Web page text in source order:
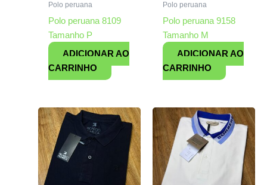
Polo peruana
Polo peruana 8109
Tamanho P
ADICIONAR AO
CARRINHO
Polo peruana
Polo peruana 9158
Tamanho M
ADICIONAR AO
CARRINHO